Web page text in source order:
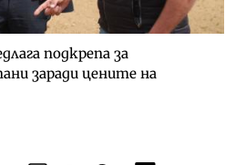
подкрепа за
заради цените на